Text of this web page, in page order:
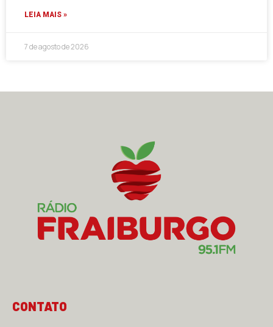
LEIA MAIS »
7 de agosto de 2026
CONTATO